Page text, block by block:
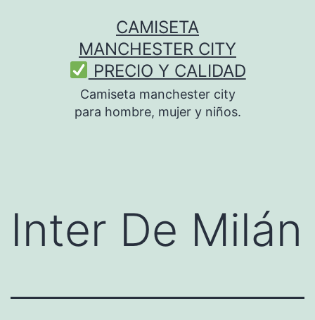
CAMISETA
MANCHESTER CITY
PRECIO Y CALIDAD
Camiseta manchester city
para hombre, mujer y niños.
Inter De Milán